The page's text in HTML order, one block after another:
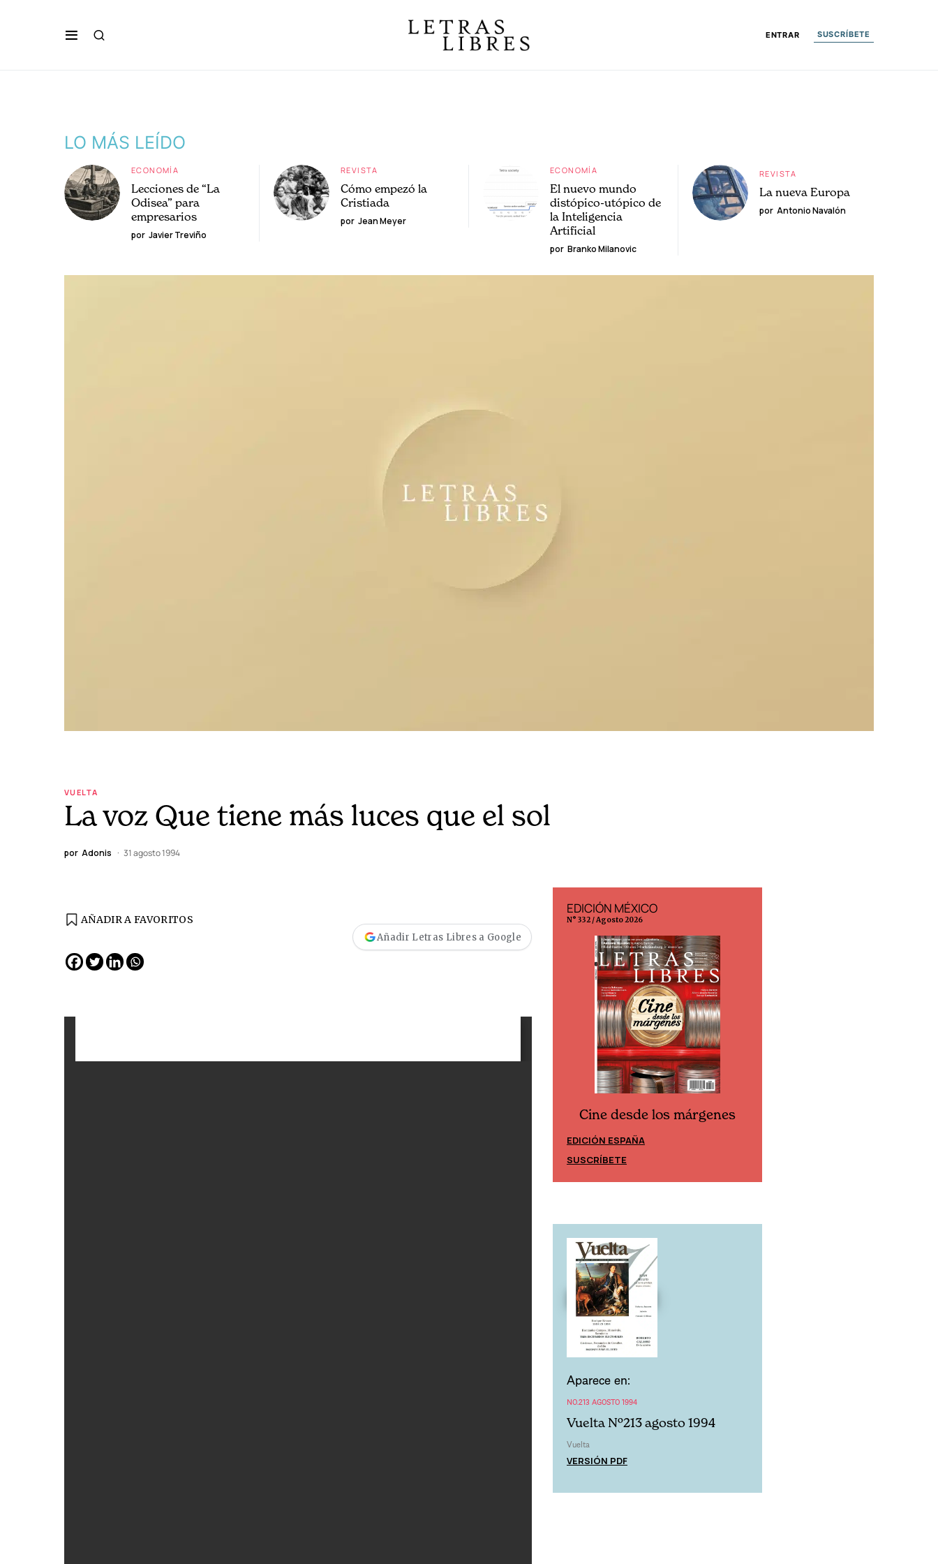
ENTRAR SUSCRÍBETE
LO MÁS LEÍDO
ECONOMÍA
Lecciones de “La
Odisea” para
empresarios
por Javier Treviño
REVISTA
Cómo empezó la
Cristiada
por Jean Meyer
ECONOMÍA
El nuevo mundo
distópico-utópico de
la Inteligencia
Artificial
por Branko Milanovic
REVISTA
La nueva Europa
por Antonio Navalón
VUELTA
La voz Que tiene más luces que el sol
por Adonis 31 agosto 1994
AÑADIR A FAVORITOS
Añadir Letras Libres a Google
EDICIÓN MÉXICO
N° 332 / Agosto 2026
Cine desde los márgenes
EDICIÓN ESPAÑA
SUSCRÍBETE
Aparece en:
NO.213 AGOSTO 1994
Vuelta Nº213 agosto 1994
Vuelta
VERSIÓN PDF